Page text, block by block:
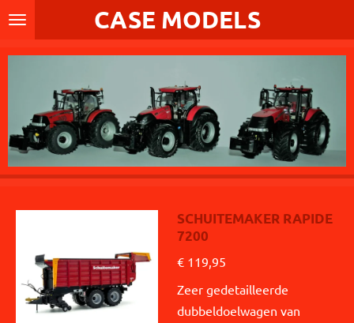
Ga
direct
hoofdinhoud
CASE MODELS
SCHUITEMAKER RAPIDE
7200
€ 119,95
Zeer gedetailleerde
dubbeldoelwagen van